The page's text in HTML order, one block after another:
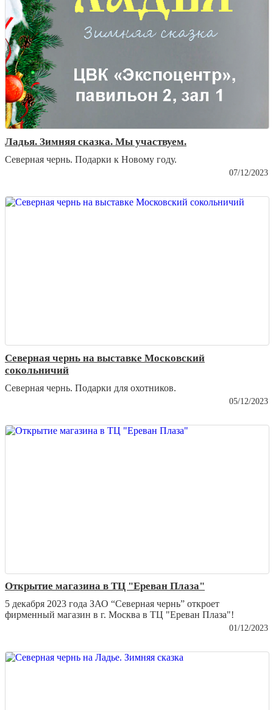
Ладья. Зимняя сказка. Мы участвуем.
Северная чернь. Подарки к Новому году.
07/12/2023
Северная чернь на выставке Московский
сокольничий
Северная чернь. Подарки для охотников.
05/12/2023
Открытие магазина в ТЦ "Ереван Плаза"
5 декабря 2023 года ЗАО “Северная чернь” откроет
фирменный магазин в г. Москва в ТЦ "Ереван Плаза"!
01/12/2023